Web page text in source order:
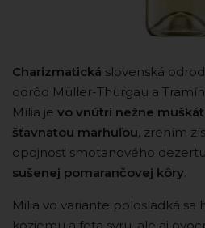
Charizmatická slovenská
odrôd Müller-Thurgau a
Mília je vo vnútri nežne
šťavnatou marhuľou, zrením
opojnosť smotanového
sušenej pomarančovej kôry.
Milia vo variante polosladká sa